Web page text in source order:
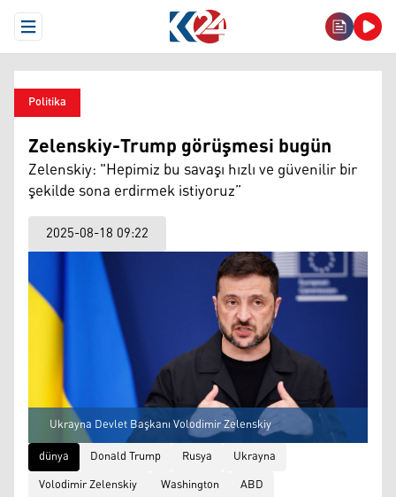
Open Menu
Politika
Zelenskiy-Trump görüşmesi bugün
Zelenskiy: "Hepimiz bu savaşı hızlı ve güvenilir bir
şekilde sona erdirmek istiyoruz”
2025-08-18 09:22
Ukrayna Devlet Başkanı Volodimir Zelenskiy
dünya
Donald Trump Rusya
Ukrayna
Volodimir Zelenskiy
Washington ABD